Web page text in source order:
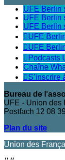
UFE Berlin
UFE Berlin
UFE Berlin
UFE
UFE
Podcasts
Chaîne
S’inscrire
Bureau de
UFE - Union des
Postfach 12 08
Plan du site
Union des